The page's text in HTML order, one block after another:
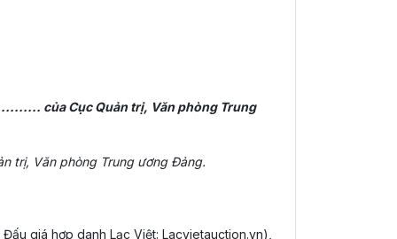
của Cục Quản trị, Văn phòng Trung
trị, Văn phòng Trung ương Đảng.
giá hợp danh Lạc Việt: Lacvietauction.vn),